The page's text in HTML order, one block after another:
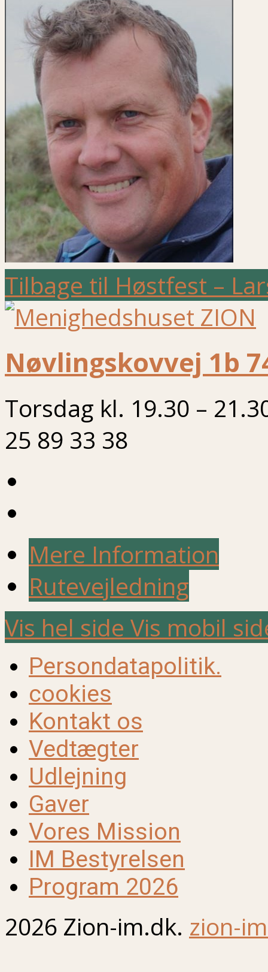
Tilbage til Høstfest –
Nøvlingskovvej 1b
Torsdag kl. 19.30 –
25 89 33 38
Mere Information
Rutevejledning
Vis hel side Vis mobil
Persondatapolitik.
cookies
Kontakt os
Vedtægter
Udlejning
Gaver
Vores Mission
IM Bestyrelsen
Program 2026
2026 Zion-im.dk. zion-